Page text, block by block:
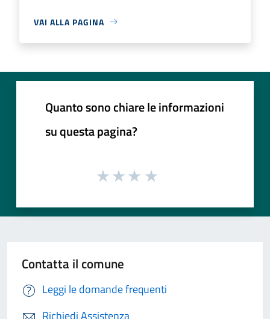
VAI ALLA PAGINA
Quanto sono chiare le informazioni
su questa pagina?
Contatta il comune
Leggi le domande frequenti